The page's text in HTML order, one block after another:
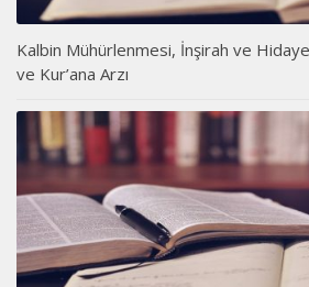
Kalbin Mühürlenmesi, İnşirah ve
ve Kur’ana Arzı